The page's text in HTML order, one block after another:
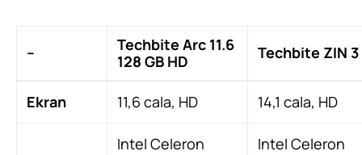
–
Techbite Arc 11.6
128 GB HD
Techbite ZIN 3
Ekran 11,6 cala, HD 14,1 cala, HD
Intel Celeron
Intel Celeron